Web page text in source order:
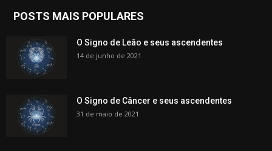
POSTS MAIS POPULARES
O Signo de Leão e seus ascendentes
14 de junho de 2021
O Signo de Câncer e seus ascendentes
31 de maio de 2021